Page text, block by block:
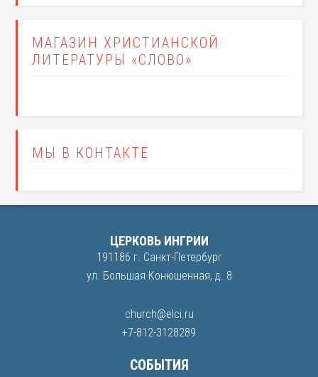
МАГАЗИН ХРИСТИАНСКОЙ
ЛИТЕРАТУРЫ «СЛОВО»
МЫ В КОНТАКТЕ
ЦЕРКОВЬ ИНГРИИ
191186 г. Санкт-Петербург
ул. Большая Конюшенная, д. 8
church@elci.ru
+7-812-3128289
СОБЫТИЯ